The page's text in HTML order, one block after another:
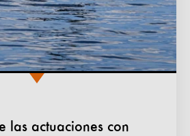
las actuaciones con